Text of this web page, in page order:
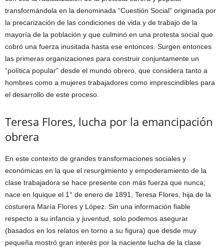
transformándola en la denominada “Cuestión Social” originada por
la precarización de las condiciones de vida y de trabajo de la
mayoría de la población y que culminó en una protesta social que
cobró una fuerza inusitada hasta ese entonces. Surgen entonces
las primeras organizaciones para construir conjuntamente un
“política popular” desde el mundo obrero, que considera tanto a
hombres como a mujeres trabajadores como imprescindibles para
el desarrollo de este proceso.
Teresa Flores, lucha por la emancipación
obrera
En este contexto de grandes transformaciones sociales y
económicas en la que el resurgimiento y empoderamiento de la
clase trabajadora se hace presente con más fuerza que nunca;
nace en Iquique el 1° de enero de 1891, Teresa Flores, hija de la
costurera María Flores y López. Sin una información fiable
respecto a su infancia y juventud, solo podemos asegurar
(basados en los relatos en torno a su figura) que desde muy
pequeña mostró gran interés por la naciente lucha de la clase